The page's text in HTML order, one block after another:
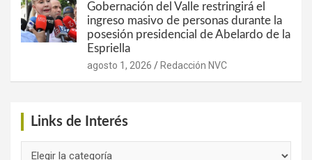
Gobernación del Valle restringirá el
ingreso masivo de personas durante la
posesión presidencial de Abelardo de la
Espriella
agosto 1, 2026 Redacción NVC
Links de Interés